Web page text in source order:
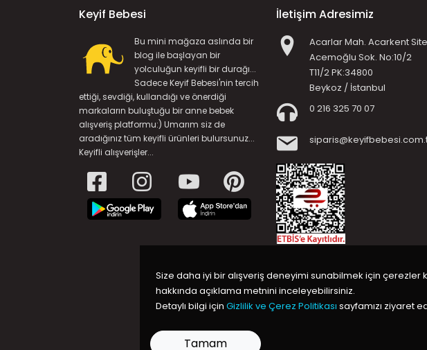
Keyif Bebesi
Bu mini mağaza aslında bir
blog ile başlayan bir
yolculuğun keyifli bir durağı...
Sadece Keyif Bebesi'nin tercih
ettiği, sevdiği, kullandığı ve önerdiği
markaların buluştuğu bir anne bebek
alışveriş platformu:) Umarım siz de
aradığınız tüm keyifli ürünleri bulursunuz...
Keyifli alışverişler...
İletişim Adresimiz
Acarlar Mah. Acarkent
Acemoğlu Sok. No:10/2
T11/2 PK:34800
Beykoz / İstanbul
0 216 325 70 07
Size daha iyi bir alışveriş deneyimi sunabilmek için çerezler
hakkında açıklama metnini inceleyebilirsiniz.
Detaylı bilgi için Gizlilik ve Çerez Politikası sayfamızı ziyaret
Tamam